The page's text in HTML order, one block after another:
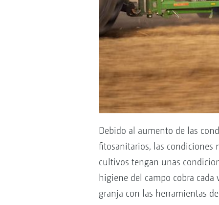
Debido al aumento de las
fitosanitarios, las condiciones
cultivos tengan unas
higiene del campo cobra cada
granja con las herramientas